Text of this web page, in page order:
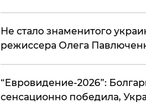
Не стало знаменитого
режиссера Олега
​“Евровидение-2026”:
сенсационно победила,